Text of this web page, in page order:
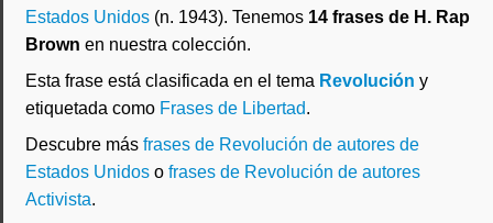
Estados Unidos (n. 1943). Tenemos 14 frases de H. Rap
Brown en nuestra colección.
Esta frase está clasificada en el tema Revolución y
etiquetada como Frases de Libertad.
Descubre más frases de Revolución de autores de
Estados Unidos o frases de Revolución de autores
Activista.